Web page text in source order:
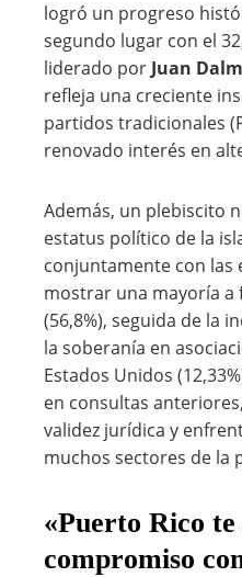
logró un progreso
segundo lugar con el
liderado por Juan
refleja una creciente
partidos tradicionales
renovado interés en
Además, un plebiscito
estatus político de la
conjuntamente con las
mostrar una mayoría a
(56,8%), seguida de la
la soberanía en
Estados Unidos
en consultas
validez jurídica y
muchos sectores de la
«Puerto Rico
compromiso